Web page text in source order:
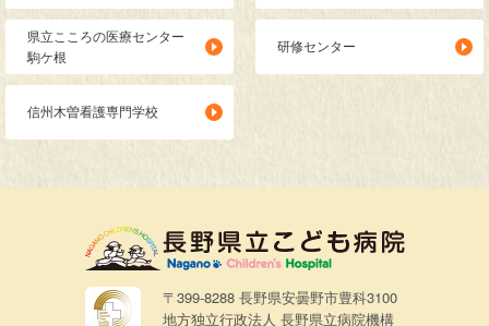
県立こころの医療センター
駒ケ根
研修センター
信州木曽看護専門学校
〒399-8288 長野県安曇野市豊科3100
地方独立行政法人 長野県立病院機構